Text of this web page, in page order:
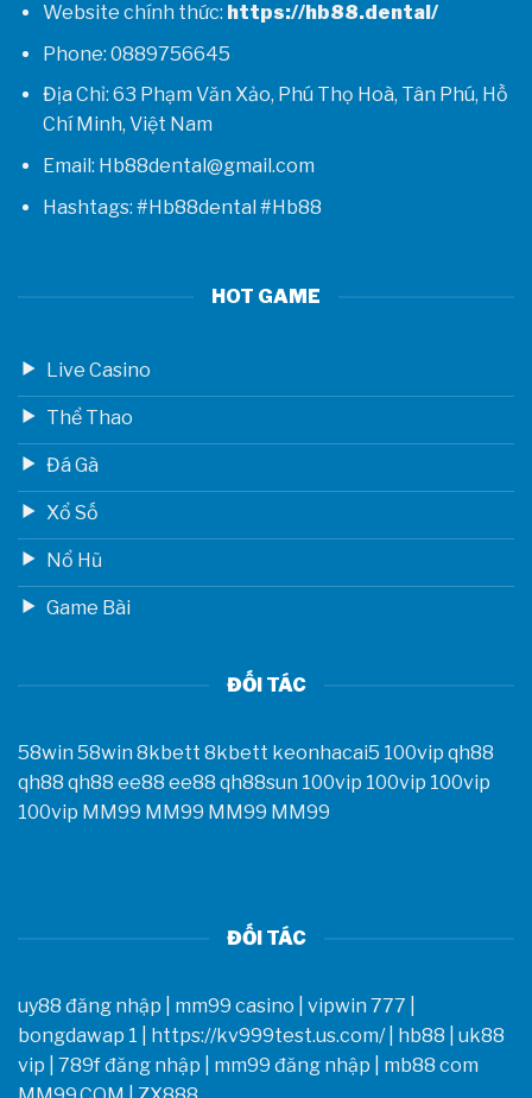
Website chính thức: https://hb88.dental/
Phone: 0889756645
Địa Chỉ: 63 Phạm Văn Xảo, Phú Thọ Hoà, Tân Phú, Hồ
Chí Minh, Việt Nam
Email: Hb88dental@gmail.com
Hashtags: #Hb88dental #Hb88
HOT GAME
Live Casino
Thể Thao
Đá Gà
Xổ Số
Nổ Hũ
Game Bài
ĐỐI TÁC
58win 58win 8kbett 8kbett keonhacai5 100vip qh88
qh88 qh88 ee88 ee88 qh88sun 100vip 100vip 100vip
100vip MM99 MM99 MM99 MM99
ĐỐI TÁC
uy88 đăng nhập mm99 casino vipwin 777
bongdawap 1
https://kv999test.us.com/| hb88
uk88
vip
789f đăng nhập mm99 đăng nhập
mb88 com